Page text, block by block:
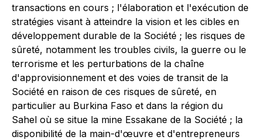
transactions en cours ; l'élaboration et l'exécution de
stratégies visant à atteindre la vision et les cibles en
développement durable de la Société ; les risques de
sûreté, notamment les troubles civils, la guerre ou le
terrorisme et les perturbations de la chaîne
d'approvisionnement et des voies de transit de la
Société en raison de ces risques de sûreté, en
particulier au Burkina Faso et dans la région du
Sahel où se situe la mine Essakane de la Société ; la
disponibilité de la main-d'œuvre et d'entrepreneurs